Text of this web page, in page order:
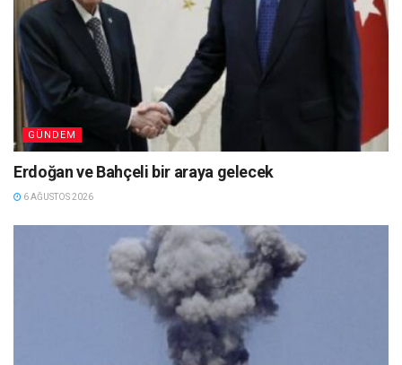
GÜNDEM
Erdoğan ve Bahçeli bir araya gelecek
6 AĞUSTOS 2026